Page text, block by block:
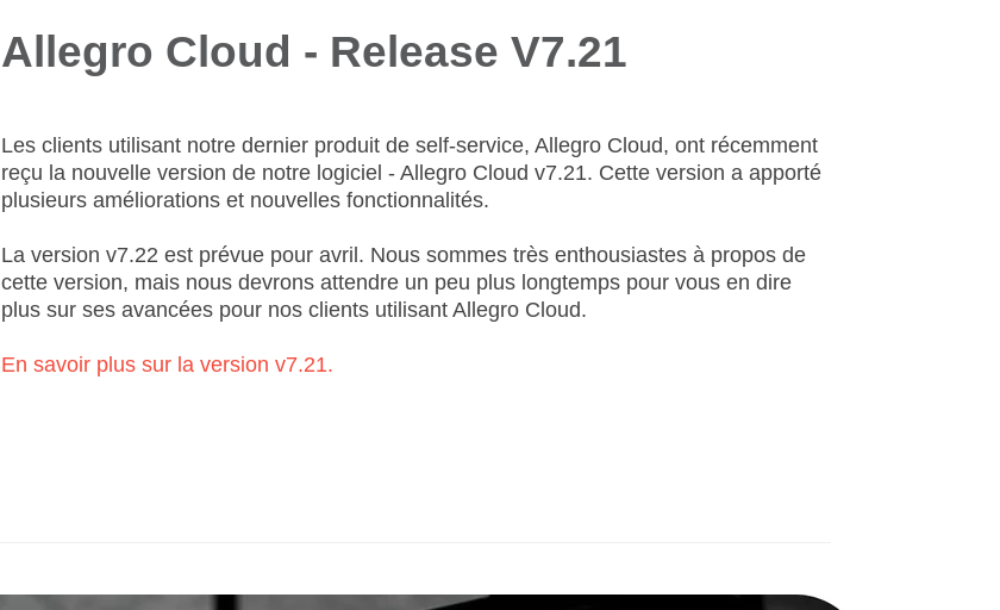
Allegro Cloud - Release V7.21
Les clients utilisant notre dernier produit de self-service, Allegro Cloud, ont récemment
reçu la nouvelle version de notre logiciel - Allegro Cloud v7.21. Cette version a apporté
plusieurs améliorations et nouvelles fonctionnalités.
La version v7.22 est prévue pour avril. Nous sommes très enthousiastes à propos de
cette version, mais nous devrons attendre un peu plus longtemps pour vous en dire
plus sur ses avancées pour nos clients utilisant Allegro Cloud.
En savoir plus sur la version v7.21.